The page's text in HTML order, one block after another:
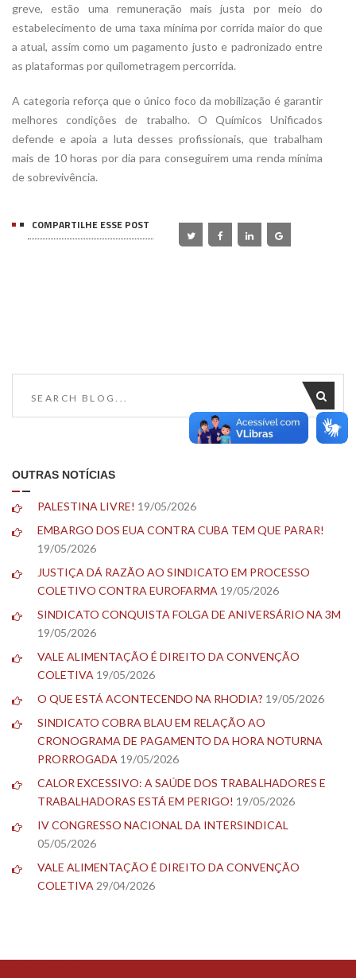
greve, estão uma remuneração mais justa por meio do
estabelecimento de uma taxa mínima por corrida maior do que
a atual, assim como um pagamento justo e padronizado entre
as plataformas por quilometragem percorrida.
A categoria reforça que o único foco da mobilização é garantir
melhores condições de trabalho. O Químicos Unificados
defende e apoia a luta desses profissionais, que trabalham
mais de 10 horas por dia para conseguirem uma renda mínima
de sobrevivência.
COMPARTILHE ESSE POST
OUTRAS NOTÍCIAS
PALESTINA LIVRE! 19/05/2026
EMBARGO DOS EUA CONTRA CUBA TEM QUE PARAR!
19/05/2026
JUSTIÇA DÁ RAZÃO AO SINDICATO EM PROCESSO
COLETIVO CONTRA EUROFARMA 19/05/2026
SINDICATO CONQUISTA FOLGA DE ANIVERSÁRIO NA 3M
19/05/2026
VALE ALIMENTAÇÃO É DIREITO DA CONVENÇÃO
COLETIVA 19/05/2026
O QUE ESTÁ ACONTECENDO NA RHODIA? 19/05/2026
SINDICATO COBRA BLAU EM RELAÇÃO AO
CRONOGRAMA DE PAGAMENTO DA HORA NOTURNA
PRORROGADA 19/05/2026
CALOR EXCESSIVO: A SAÚDE DOS TRABALHADORES E
TRABALHADORAS ESTÁ EM PERIGO! 19/05/2026
IV CONGRESSO NACIONAL DA INTERSINDICAL
05/05/2026
VALE ALIMENTAÇÃO É DIREITO DA CONVENÇÃO
COLETIVA 29/04/2026